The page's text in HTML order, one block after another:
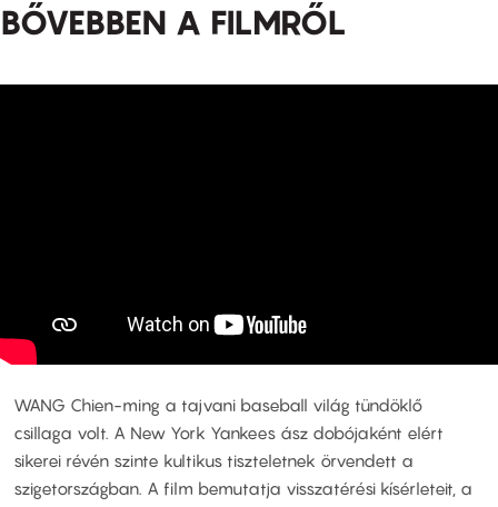
BŐVEBBEN A FILMRŐL
WANG Chien-ming a tajvani baseball világ tündöklő
csillaga volt. A New York Yankees ász dobójaként elért
sikerei révén szinte kultikus tiszteletnek örvendett a
szigetországban. A film bemutatja visszatérési kísérleteit, a